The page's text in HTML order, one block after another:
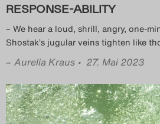
RESPONSE-ABILITY
– We hear a loud, shrill, angry, one-
Shostak’s jugular veins tighten like
– Aurelia Kraus • 27. Mai 2023